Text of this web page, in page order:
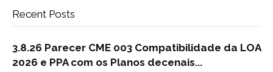
Recent Posts
3.8.26 Parecer CME 003 Compatibilidade da LOA
2026 e PPA com os Planos decenais...